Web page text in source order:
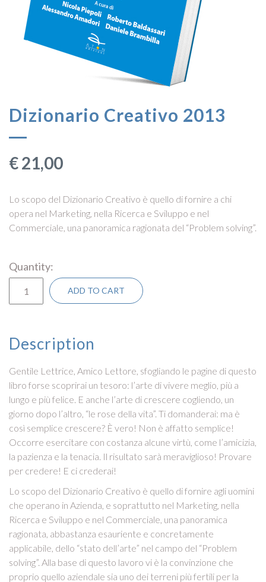
Dizionario Creativo 2013
€21,00
Lo scopo del Dizionario Creativo è quello di fornire a chi
opera nel Marketing, nella Ricerca e Sviluppo e nel
Commerciale, una panoramica ragionata del “Problem solving”.
Quantity
ADD TO CART
Description
Gentile Lettrice, Amico Lettore, sfogliando le pagine di questo
libro forse scoprirai un tesoro: l’arte di vivere meglio, più a
lungo e più felice. E anche l’arte di crescere cogliendo, un
giorno dopo l’altro, “le rose della vita”. Ti domanderai: ma è
così semplice crescere? È vero! Non è affatto semplice!
Occorre esercitare con costanza alcune virtù, come l’amicizia,
la pazienza e la tenacia. Il risultato sarà meraviglioso! Provare
per credere! E ci crederai!
Lo scopo del Dizionario Creativo è quello di fornire agli uomini
che operano in Azienda, e soprattutto nel Marketing, nella
Ricerca e Sviluppo e nel Commerciale, una panoramica
ragionata, abbastanza esauriente e concretamente
applicabile, dello “stato dell’arte” nel campo del “Problem
solving”. Alla base di questo lavoro vi è la convinzione che
proprio quello aziendale sia uno dei terreni più fertili per la